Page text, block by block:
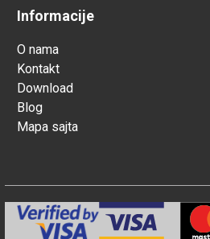
Informacije
O nama
Kontakt
Download
Blog
Mapa sajta